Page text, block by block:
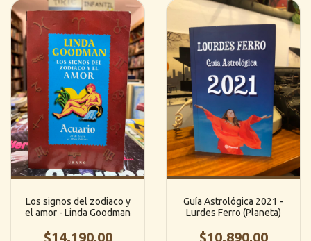
Los signos del zodiaco y
el amor - Linda Goodman
$14.190,00
Guía Astrológica 2021 -
Lurdes Ferro (Planeta)
$10.890,00